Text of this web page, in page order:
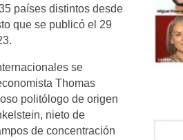
países distintos desde
que se publicó el 29
se
Thomas
politólogo de origen
nieto de
de concentración